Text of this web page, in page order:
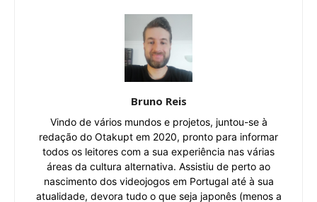
Bruno Reis
Vindo de vários mundos e projetos, juntou-se à
redação do Otakupt em 2020, pronto para informar
todos os leitores com a sua experiência nas várias
áreas da cultura alternativa. Assistiu de perto ao
nascimento dos videojogos em Portugal até à sua
atualidade, devora tudo o que seja japonês (menos a